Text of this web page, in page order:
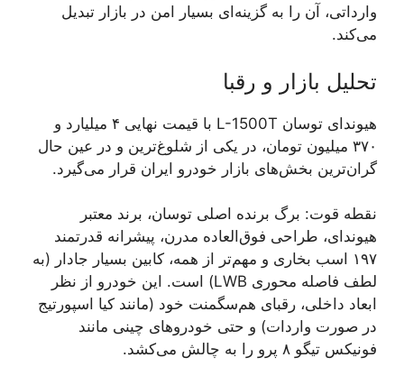
وارداتی، آن را به گزینه‌ای بسیار امن در بازار تبدیل
می‌کند.
تحلیل بازار و رقبا
هیوندای توسان L-1500T با قیمت نهایی ۴ میلیارد و
۳۷۰ میلیون تومان، در یکی از شلوغ‌ترین و در عین حال
گران‌ترین بخش‌های بازار خودرو ایران قرار می‌گیرد.
نقطه قوت: برگ برنده اصلی توسان، برند معتبر
هیوندای، طراحی فوق‌العاده مدرن، پیشرانه قدرتمند
۱۹۷ اسب بخاری و مهم‌تر از همه، کابین بسیار جادار (به
لطف فاصله محوری LWB) است. این خودرو از نظر
ابعاد داخلی، رقبای هم‌سگمنت خود (مانند کیا اسپورتیج
در صورت واردات) و حتی خودروهای چینی مانند
فونیکس تیگو ۸ پرو را به چالش می‌کشد.